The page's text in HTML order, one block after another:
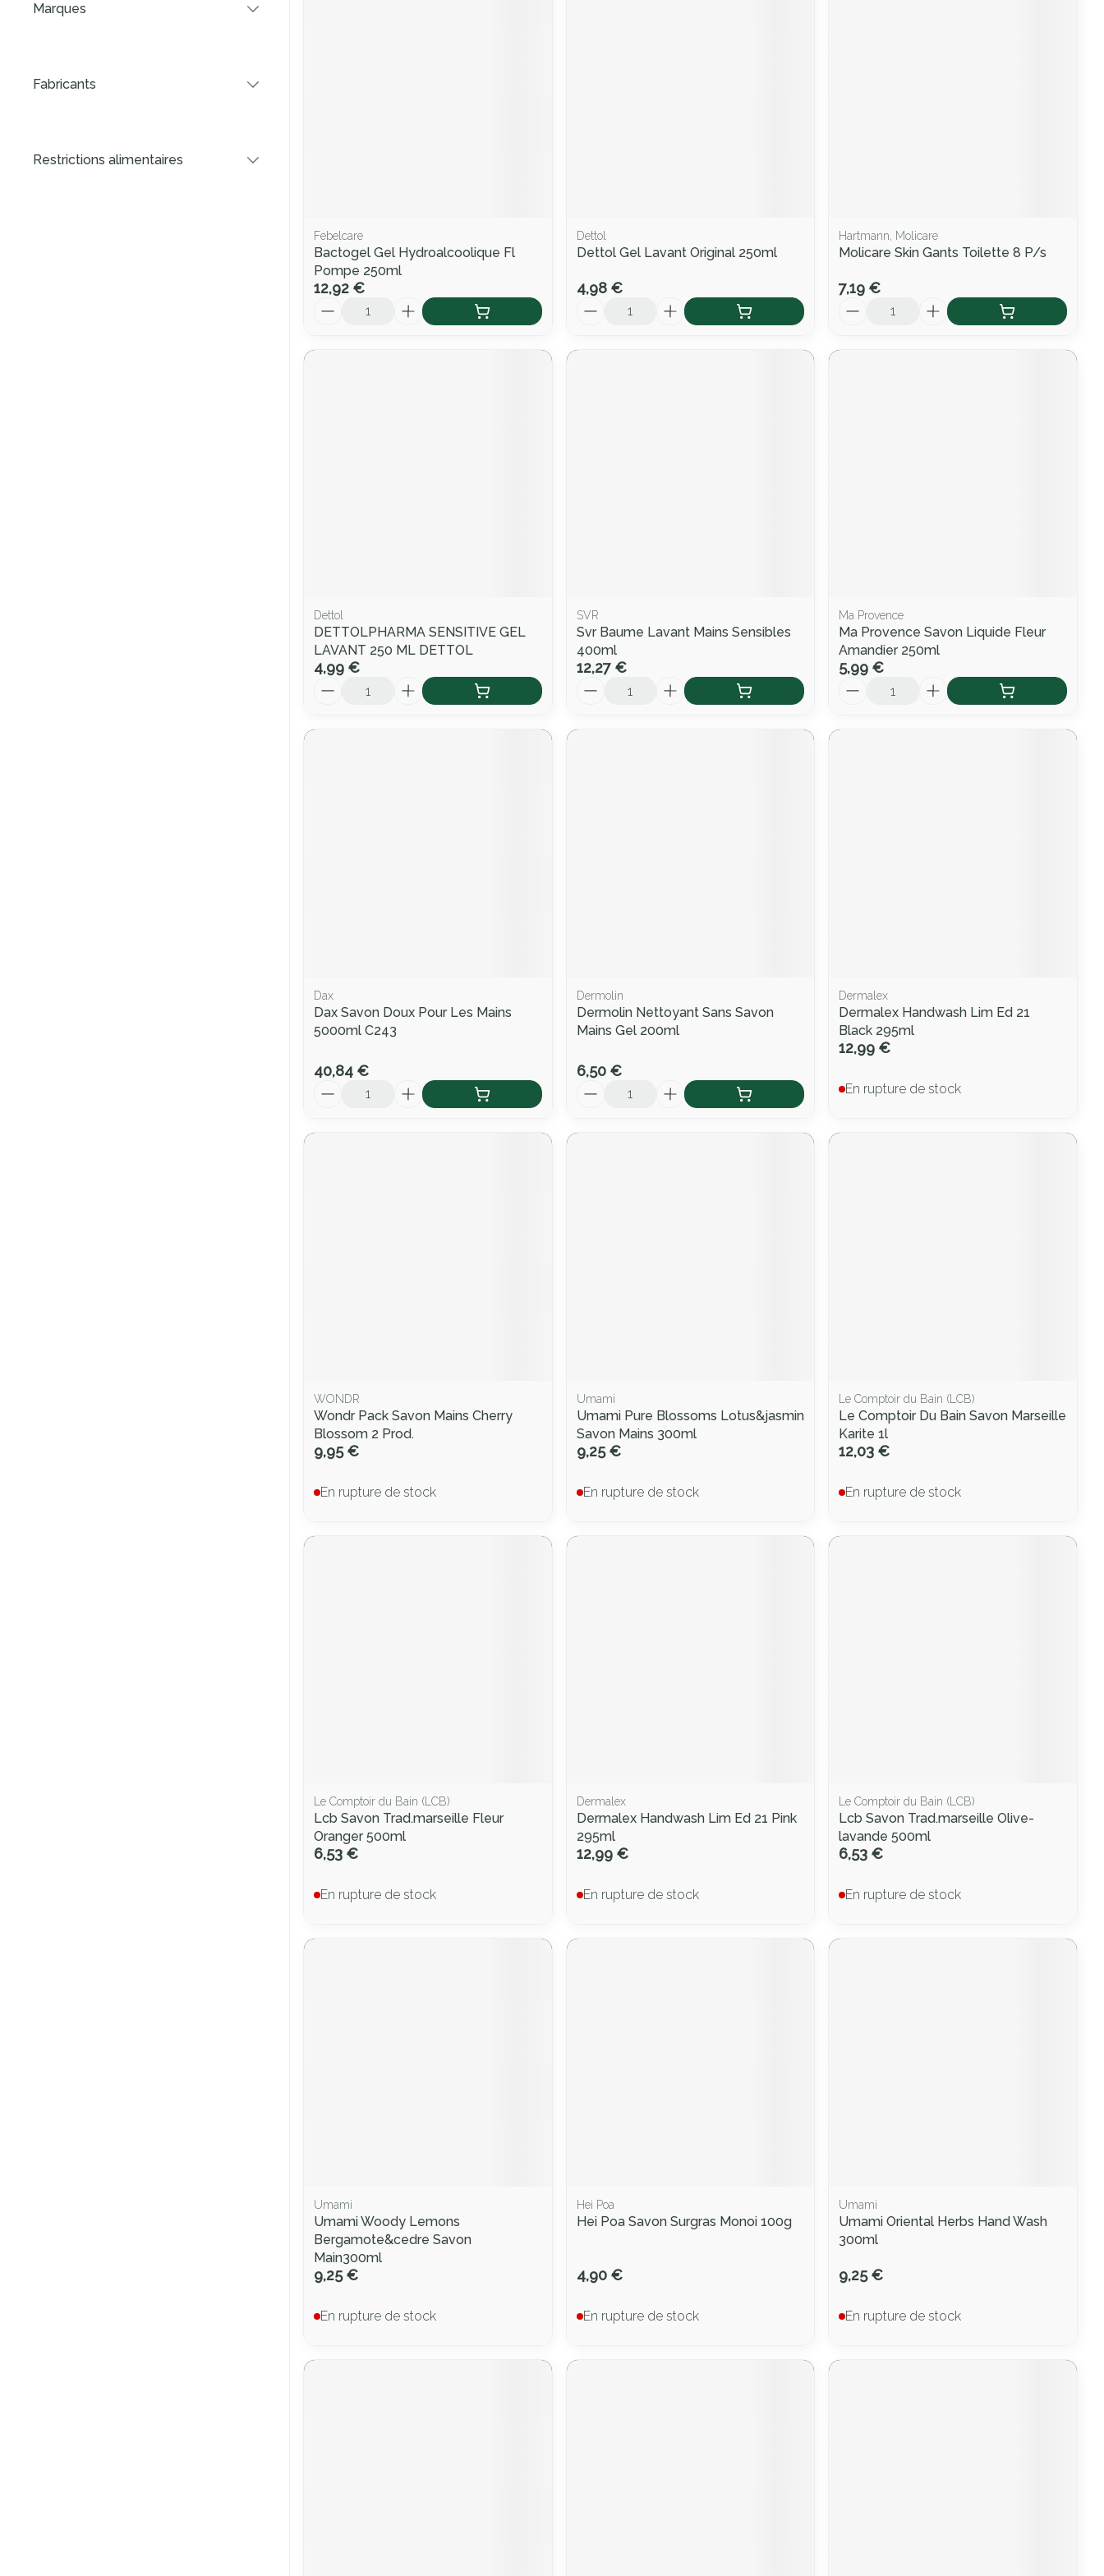
Marques
Fabricants
Restrictions alimentaires
Febelcare
Bactogel Gel Hydroalcoolique Fl
Pompe 250ml
12,92 €
Dettol
Dettol Gel Lavant Original 250ml
4,98 €
Hartmann, Molicare
Molicare Skin Gants Toilette 8 P/s
7,19 €
Dettol
DETTOLPHARMA SENSITIVE GEL
LAVANT 250 ML DETTOL
4,99 €
SVR
Svr Baume Lavant Mains Sensibles
400ml
12,27 €
Ma Provence
Ma Provence Savon Liquide Fleur
Amandier 250ml
5,99 €
Dax
Dax Savon Doux Pour Les Mains
5000ml C243
40,84 €
Dermolin
Dermolin Nettoyant Sans Savon
Mains Gel 200ml
6,50 €
Dermalex
Dermalex Handwash Lim Ed 21
Black 295ml
12,99 €
En rupture de stock
WONDR
Wondr Pack Savon Mains Cherry
Blossom 2 Prod.
9,95 €
En rupture de stock
Umami
Umami Pure Blossoms Lotus&jasmin
Savon Mains 300ml
9,25 €
En rupture de stock
Le Comptoir du Bain (LCB)
Le Comptoir Du Bain Savon Marseille
Karite 1l
12,03 €
En rupture de stock
Le Comptoir du Bain (LCB)
Lcb Savon Trad.marseille Fleur
Oranger 500ml
6,53 €
En rupture de stock
Dermalex
Dermalex Handwash Lim Ed 21 Pink
295ml
12,99 €
En rupture de stock
Le Comptoir du Bain (LCB)
Lcb Savon Trad.marseille Olive-
lavande 500ml
6,53 €
En rupture de stock
Umami
Umami Woody Lemons
Bergamote&cedre Savon
Main300ml
9,25 €
En rupture de stock
Hei Poa
Hei Poa Savon Surgras Monoi 100g
4,90 €
En rupture de stock
Umami
Umami Oriental Herbs Hand Wash
300ml
9,25 €
En rupture de stock